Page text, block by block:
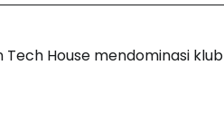
House mendominasi klub